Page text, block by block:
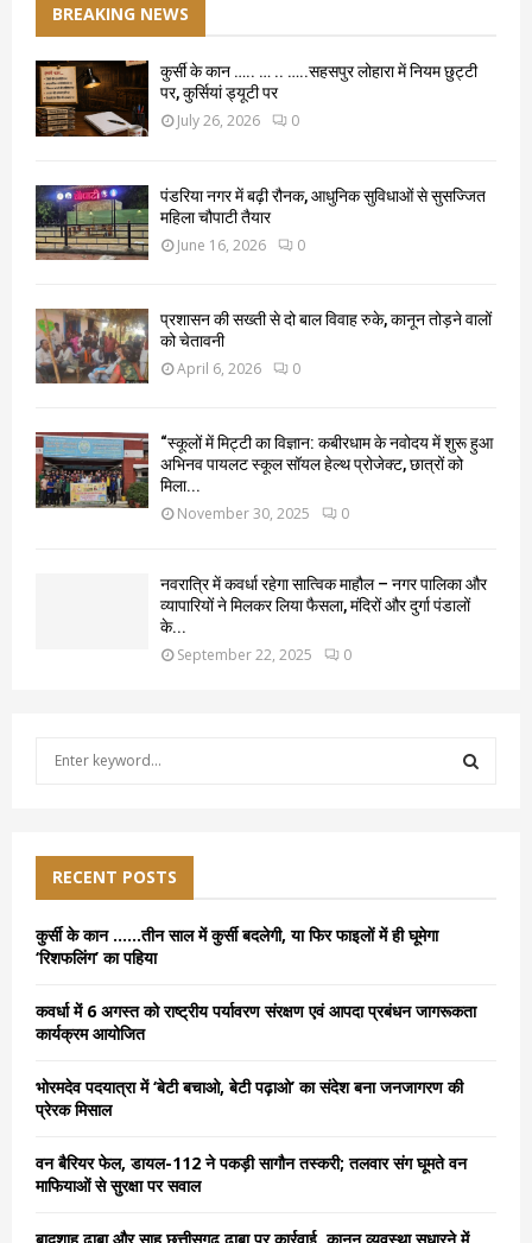
BREAKING NEWS
कुर्सी के कान ….. … .. …..सहसपुर लोहारा में नियम छुट्टी
पर, कुर्सियां ड्यूटी पर
July 26, 2026 0
पंडरिया नगर में बढ़ी रौनक, आधुनिक सुविधाओं से सुसज्जित
महिला चौपाटी तैयार
June 16, 2026 0
प्रशासन की सख्ती से दो बाल विवाह रुके, कानून तोड़ने वालों
को चेतावनी
April 6, 2026 0
“स्कूलों में मिट्टी का विज्ञान: कबीरधाम के नवोदय में शुरू हुआ
अभिनव पायलट स्कूल सॉयल हेल्थ प्रोजेक्ट, छात्रों को
मिला...
November 30, 2025 0
नवरात्रि में कवर्धा रहेगा सात्विक माहौल – नगर पालिका और
व्यापारियों ने मिलकर लिया फैसला, मंदिरों और दुर्गा पंडालों
के...
September 22, 2025 0
f
o
r
RECENT POSTS
कुर्सी के कान ……तीन साल में कुर्सी बदलेगी, या फिर फाइलों में ही घूमेगा
‘रिशफलिंग’ का पहिया
कवर्धा में 6 अगस्त को राष्ट्रीय पर्यावरण संरक्षण एवं आपदा प्रबंधन जागरूकता
कार्यक्रम आयोजित
भोरमदेव पदयात्रा में ‘बेटी बचाओ, बेटी पढ़ाओ’ का संदेश बना जनजागरण की
प्रेरक मिसाल
वन बैरियर फेल, डायल-112 ने पकड़ी सागौन तस्करी; तलवार संग घूमते वन
माफियाओं से सुरक्षा पर सवाल